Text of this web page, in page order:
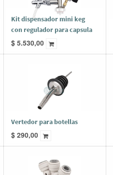
Kit dispensador mini keg
con regulador para capsula
$ 5.530,00
Vertedor para botellas
$ 290,00